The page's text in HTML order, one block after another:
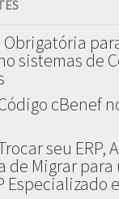
sistemas de
cBenef
seu ERP, A
de Migrar para
Especializado